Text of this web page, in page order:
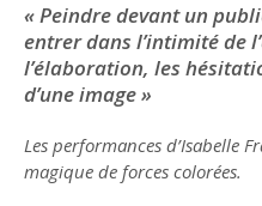
« Peindre devant un
entrer dans l’intimité de
l’élaboration, les
d’une image»
Les performances d’Isabelle
magique de forces colorées.